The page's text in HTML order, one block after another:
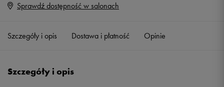
Rozmiary EU
Sprawdź dostępność w salonach
Szczegóły i opis Dostawa i płatność Opinie
Szczegóły i opis